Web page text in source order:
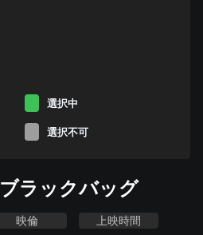
選択中
選択不可
ブラックバッグ
映倫 上映時間